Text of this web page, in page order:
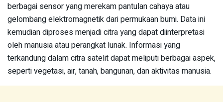
berbagai sensor yang merekam pantulan cahaya atau
gelombang elektromagnetik dari permukaan bumi. Data ini
kemudian diproses menjadi citra yang dapat diinterpretasi
oleh manusia atau perangkat lunak. Informasi yang
terkandung dalam citra satelit dapat meliputi berbagai aspek,
seperti vegetasi, air, tanah, bangunan, dan aktivitas manusia.